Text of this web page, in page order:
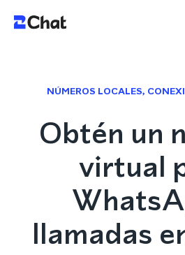
NÚMEROS LOCALES,
Obtén un
virtual
llamadas